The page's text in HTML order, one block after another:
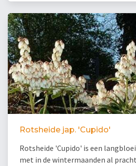
Rotsheide jap. 'Cupido'
Rotsheide 'Cupido' is een
met in de wintermaanden al